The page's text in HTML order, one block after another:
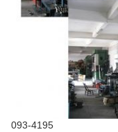
093-4195